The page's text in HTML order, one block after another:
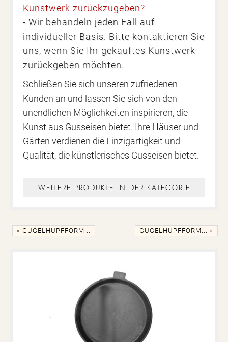
Kunstwerk zurückzugeben?
- Wir behandeln jeden Fall auf
individueller Basis. Bitte kontaktieren Sie
uns, wenn Sie Ihr gekauftes Kunstwerk
zurückgeben möchten.
Schließen Sie sich unseren zufriedenen
Kunden an und lassen Sie sich von den
unendlichen Möglichkeiten inspirieren, die
Kunst aus Gusseisen bietet. Ihre Häuser und
Gärten verdienen die Einzigartigkeit und
Qualität, die künstlerisches Gusseisen bietet.
WEITERE PRODUKTE IN DER KATEGORIE
« GUGELHUPFFORM... GUGELHUPFFORM... »